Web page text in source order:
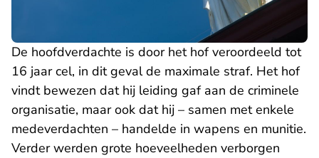
De hoofdverdachte is door het hof veroordeeld tot
16 jaar cel, in dit geval de maximale straf. Het hof
vindt bewezen dat hij leiding gaf aan de criminele
organisatie, maar ook dat hij – samen met enkele
medeverdachten – handelde in wapens en munitie.
Verder werden grote hoeveelheden verborgen